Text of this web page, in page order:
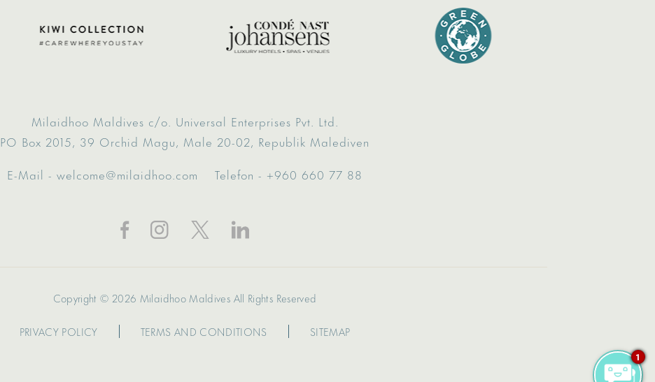
Milaidhoo Maldives c/o. Universal Enterprises Pvt. Ltd.
PO Box 2015, 39 Orchid Magu, Male 20-02, Republik Malediven
E-Mail - welcome@milaidhoo.com Telefon - +960 660 77 88
Copyright © 2026 Milaidhoo Maldives All Rights Reserved
PRIVACY POLICY TERMS AND CONDITIONS SITEMAP
1